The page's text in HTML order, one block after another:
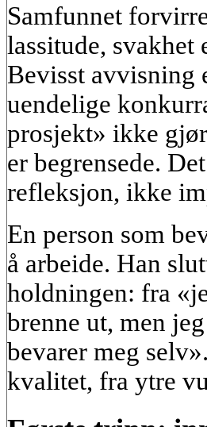
Samfunnet
lassitude,
Bevisst avvisning
uendelige
prosjekt» ikke
er begrensede.
refleksjon, ikke
En person som
å arbeide. Han
holdningen: fra
brenne ut, men
bevarer meg
kvalitet, fra ytre